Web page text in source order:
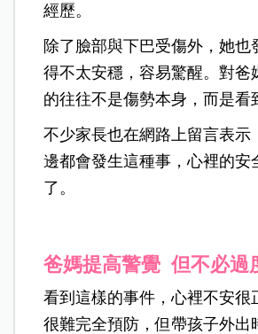
經歷。
除了臉部與下巴受傷外，她也
得不太安穩，容易驚醒。對爸
的往往不是傷勢本身，而是看
不少家長也在網路上留言表示
邊都會發生這種事，心裡的安
了。
爸媽提高警覺 但不必過
看到這樣的事件，心裡不安很
很難完全預防，但帶孩子外出